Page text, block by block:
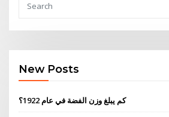
New Posts
كم يبلغ وزن الفضة في عام 1922؟